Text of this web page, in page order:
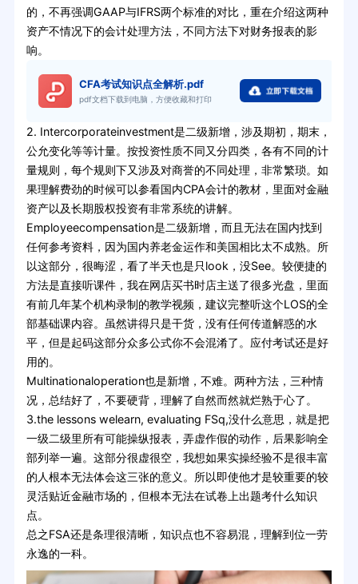
的，不再强调GAAP与IFRS两个标准的对比，重在介绍这两种
资产不情况下的会计处理方法，不同方法下对财务报表的影
响。
CFA考试知识点全解析.pdf
pdf文档下载到电脑，方便收藏和打印
2. Intercorporateinvestment是二级新增，涉及期初，期末，
公允变化等等计量。按投资性质不同又分四类，各有不同的计
量规则，每个规则下又涉及对商誉的不同处理，非常繁琐。如
果理解费劲的时候可以参看国内CPA会计的教材，里面对金融
资产以及长期股权投资有非常系统的讲解。
Employeecompensation是二级新增，而且无法在国内找到
任何参考资料，因为国内养老金运作和美国相比太不成熟。所
以这部分，很晦涩，看了半天也是只look，没See。较便捷的
方法是直接听课件，我在网店买书时店主送了很多光盘，里面
有前几年某个机构录制的教学视频，建议完整听这个LOS的全
部基础课内容。虽然讲得只是干货，没有任何传道解惑的水
平，但是起码这部分众多公式你不会混淆了。应付考试还是好
用的。
Multinationaloperation也是新增，不难。两种方法，三种情
况，总结好了，不要硬背，理解了自然而然就烂熟于心了。
3.the lessons welearn, evaluating FSq,没什么意思，就是把
一级二级里所有可能操纵报表，弄虚作假的动作，后果影响全
部列举一遍。这部分很虚很空，我想如果实操经验不是很丰富
的人根本无法体会这三张的意义。所以即使他才是较重要的较
灵活贴近金融市场的，但根本无法在试卷上出题考什么知识
点。
总之FSA还是条理很清晰，知识点也不容易混，理解到位一劳
永逸的一科。